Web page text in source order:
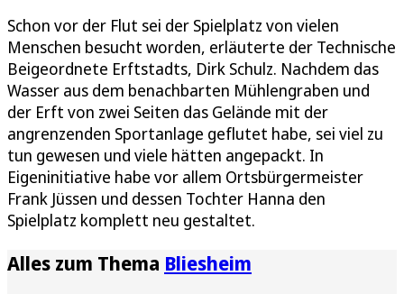
Schon vor der Flut sei der Spielplatz von vielen
Menschen besucht worden, erläuterte der Technische
Beigeordnete Erftstadts, Dirk Schulz. Nachdem das
Wasser aus dem benachbarten Mühlengraben und
der Erft von zwei Seiten das Gelände mit der
angrenzenden Sportanlage geflutet habe, sei viel zu
tun gewesen und viele hätten angepackt. In
Eigeninitiative habe vor allem Ortsbürgermeister
Frank Jüssen und dessen Tochter Hanna den
Spielplatz komplett neu gestaltet.
Alles zum Thema Bliesheim